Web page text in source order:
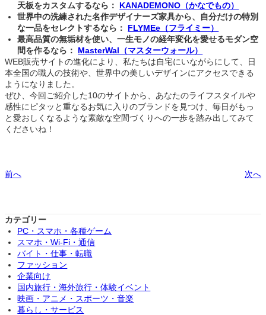
天板をカスタムするなら：
KANADEMONO（かなでもの）
世界中の洗練された名作デザイナーズ家具から、自分だけの特別
な一品をセレクトするなら：
FLYMEe（フライミー）
最高品質の無垢材を使い、一生モノの経年変化を愛せるモダン空
間を作るなら：
MasterWal（マスターウォール）
WEB販売サイトの進化により、私たちは自宅にいながらにして、日
本全国の職人の技術や、世界中の美しいデザインにアクセスできる
ようになりました。
ぜひ、今回ご紹介した10のサイトから、あなたのライフスタイルや
感性にピタッと重なるお気に入りのブランドを見つけ、毎日がもっ
と愛おしくなるような素敵な空間づくりへの一歩を踏み出してみて
くださいね！
前へ 次へ
カテゴリー
PC・スマホ・各種ゲーム
スマホ・Wi-Fi・通信
バイト・仕事・転職
ファッション
企業向け
国内旅行・海外旅行・体験イベント
映画・アニメ・スポーツ・音楽
暮らし・サービス